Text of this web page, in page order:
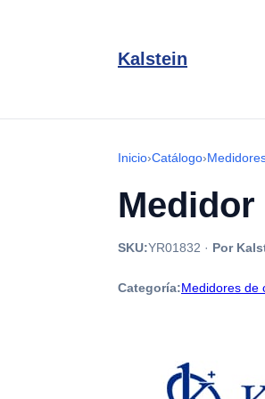
Kalstein
Inicio›Catálogo›
Medidor
SKU:YR01832 · Por
Categoría:Medidores de